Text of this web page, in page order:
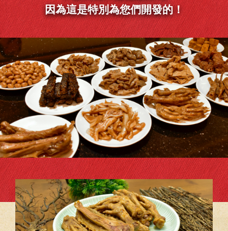
因為這是特別為您們開發的！